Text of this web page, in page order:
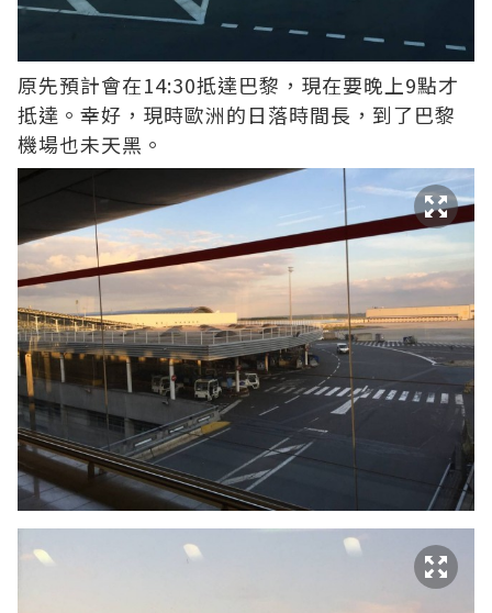
原先預計會在14:30抵達巴黎，現在要晚上9點才
抵達。幸好，現時歐洲的日落時間長，到了巴黎
機場也未天黑。